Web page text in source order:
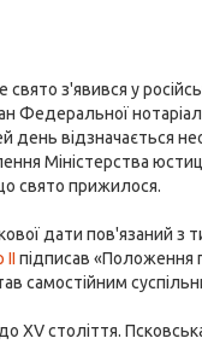
свято з'явився у
Федеральної
день відзначається
Міністерства
свято прижилося.
дати пов'язаний з
II підписав «Положення
самостійним
XV століття.